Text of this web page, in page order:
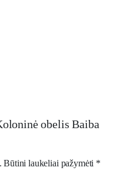
obelis Baiba
Būtini laukeliai pažymėti *